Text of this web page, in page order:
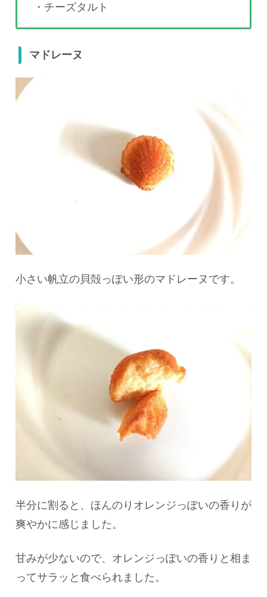
・チーズタルト
マドレーヌ
小さい帆立の貝殻っぽい形のマドレーヌです。
半分に割ると、ほんのりオレンジっぽいの香りが
爽やかに感じました。
甘みが少ないので、オレンジっぽいの香りと相ま
ってサラッと食べられました。